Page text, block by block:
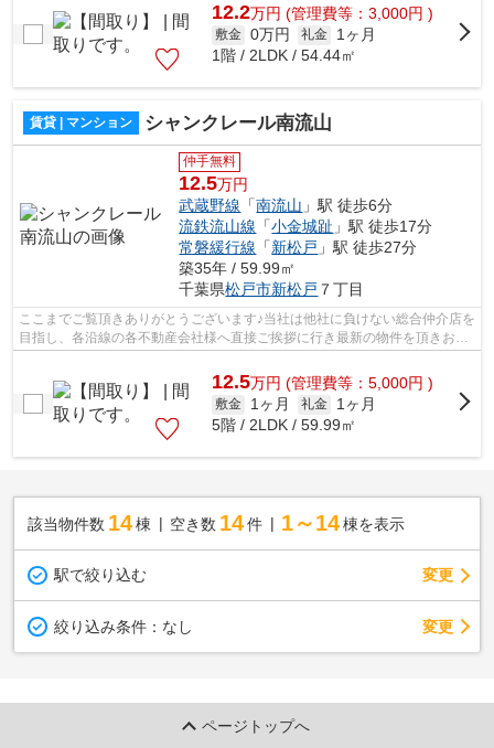
12.2万円 (管理費等：3,000円 )
敷金 0万円 礼金
1ヶ月
1階 / 2LDK / 54.44㎡
賃貸 | マンション シャンクレール南流山
仲手無料
12.5万円
武蔵野線 「南流山 」駅 徒歩6分
流鉄流山線 「小金城趾 」駅 徒歩17分
常磐緩行線 「新松戸 」駅 徒歩27分
築35年 / 59.99㎡
千葉県松戸市新松戸 ７丁目
ここまでご覧頂きありがとうございます♪当社は他社に負けない総合仲介店を
目指し、各沿線の各不動産会社様へ直接ご挨拶に行き最新の物件を頂きお客
様へ提供しております！最新の情報は...
12.5万円 (管理費等：5,000円 )
敷金 1ヶ月 礼金
1ヶ月
5階 / 2LDK / 59.99㎡
該当物件数 14棟 空き数 14 件 1～14 棟を表示
駅で絞り込む 変更
絞り込み条件： なし 変更
ページトップへ